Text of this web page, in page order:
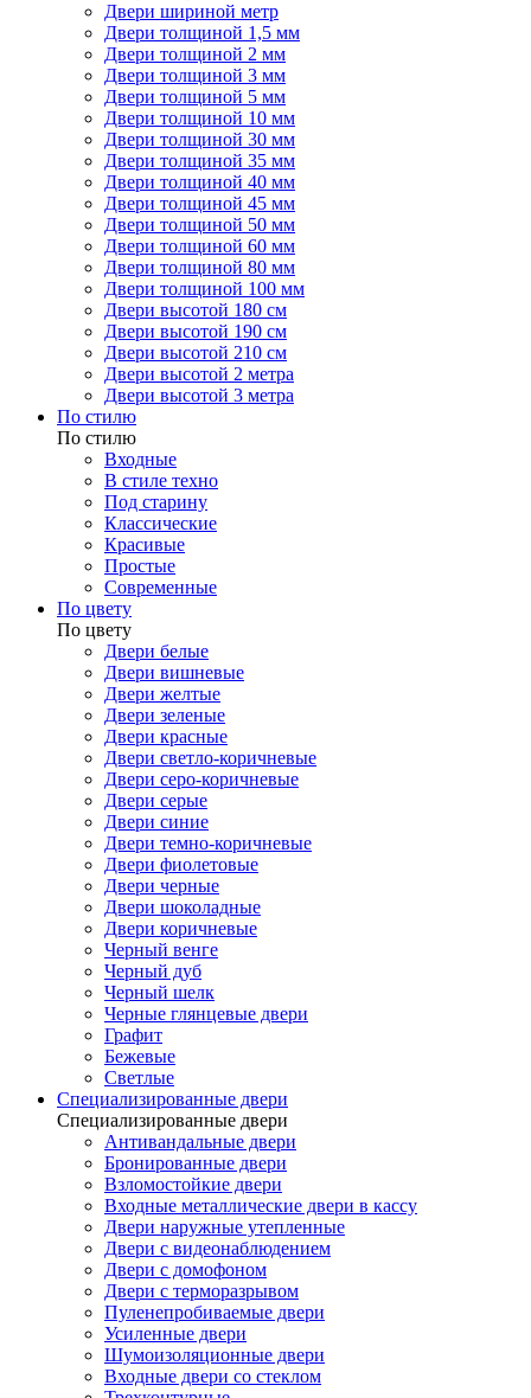
Двери шириной метр
Двери толщиной 1,5 мм
Двери толщиной 2 мм
Двери толщиной 3 мм
Двери толщиной 5 мм
Двери толщиной 10 мм
Двери толщиной 30 мм
Двери толщиной 35 мм
Двери толщиной 40 мм
Двери толщиной 45 мм
Двери толщиной 50 мм
Двери толщиной 60 мм
Двери толщиной 80 мм
Двери толщиной 100 мм
Двери высотой 180 см
Двери высотой 190 см
Двери высотой 210 см
Двери высотой 2 метра
Двери высотой 3 метра
По стилю
По стилю
Входные
В стиле техно
Под старину
Классические
Красивые
Простые
Современные
По цвету
По цвету
Двери белые
Двери вишневые
Двери желтые
Двери зеленые
Двери красные
Двери светло-коричневые
Двери серо-коричневые
Двери серые
Двери синие
Двери темно-коричневые
Двери фиолетовые
Двери черные
Двери шоколадные
Двери коричневые
Черный венге
Черный дуб
Черный шелк
Черные глянцевые двери
Графит
Бежевые
Светлые
Специализированные двери
Специализированные двери
Антивандальные двери
Бронированные двери
Взломостойкие двери
Входные металлические двери в кассу
Двери наружные утепленные
Двери с видеонаблюдением
Двери с домофоном
Двери с терморазрывом
Пуленепробиваемые двери
Усиленные двери
Шумоизоляционные двери
Входные двери со стеклом